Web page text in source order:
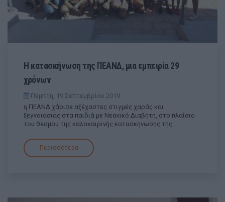
Η κατασκήνωση της ΠΕΑΝΔ, μια εμπειρία 29
χρόνων
Πέμπτη, 19 Σεπτεμβρίου 2019
η ΠΕΑΝΔ χάρισε αξέχαστες στιγμές χαράς και
ξεγνοιασιάς στα παιδιά με Νεανικό Διαβήτη, στο πλαίσιο
του θεσμού της καλοκαιρινής κατασκήνωσης της
Περισσότερα